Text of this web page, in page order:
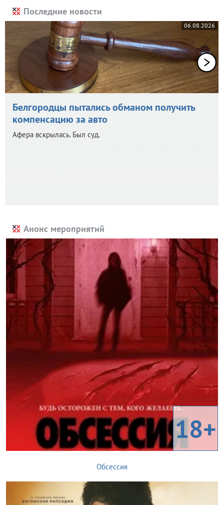
Последние новости
06.08.2026
Белгородцы пытались обманом получить
компенсацию за авто
Афера вскрылась. Был суд.
Анонс мероприятий
18+
Обсессия